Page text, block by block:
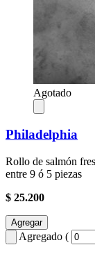
Agotado
Philadelphia
Rollo de salmón
entre 9 ó 5 piezas
$ 25.200
Agregar
Agregado (